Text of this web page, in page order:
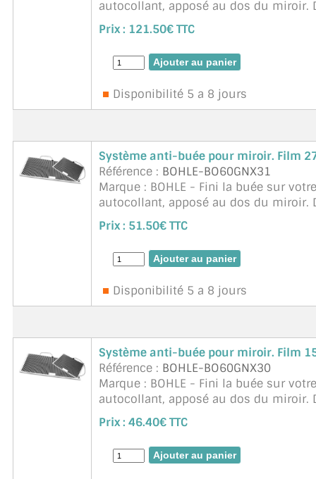
autocollant, apposé au dos du miroir.
chauffent le miroir à environ 30 ...
Prix : 121.50€ TTC
Disponibilité 5 a 8 jours
Système anti-buée pour miroir. Film
Référence : BOHLE-BO60GNX31
Marque : BOHLE - Fini la buée sur
autocollant, apposé au dos du miroir.
chauffent le miroir à environ ...
Prix : 51.50€ TTC
Disponibilité 5 a 8 jours
Système anti-buée pour miroir. Film
Référence : BOHLE-BO60GNX30
Marque : BOHLE - Fini la buée sur
autocollant, apposé au dos du miroir.
chauffent le miroir à environ 30 ...
Prix : 46.40€ TTC